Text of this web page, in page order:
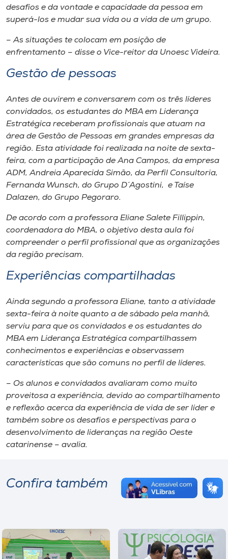
A+
desafios e da vontade e capacidade da pessoa em
superá-los e mudar sua vida ou a vida de um grupo.
– As situações te colocam em posição de
enfrentamento – disse o Vice-reitor da Unoesc Videira.
Gestão de pessoas
Antes de ouvirem e conversarem com os três líderes
convidados, os estudantes do MBA em Liderança
Estratégica receberam profissionais que atuam na
área de Gestão de Pessoas em grandes empresas da
região. Esta atividade foi realizada na noite de sexta-
feira, com a participação de Ana Campos, da empresa
ADM, Andreia Aparecida Simão, da Perfil Consultoria,
Fernanda Wunsch, do Grupo D´Agostini, e Taíse
Dalazen, do Grupo Pegoraro.
De acordo com a professora Eliane Salete Fillippin,
coordenadora do MBA, o objetivo desta aula foi
compreender o perfil profissional que as organizações
da região precisam.
Experiências compartilhadas
Ainda segundo a professora Eliane, tanto a atividade
sexta-feira à noite quanto a de sábado pela manhã,
serviu para que os convidados e os estudantes do
MBA em Liderança Estratégica compartilhassem
conhecimentos e experiências e observassem
características que são comuns no perfil de líderes.
– Os alunos e convidados avaliaram como muito
proveitosa a experiência, devido ao compartilhamento
e reflexão acerca da experiência de vida de ser líder e
também sobre os desafios e perspectivas para o
desenvolvimento de lideranças na região Oeste
catarinense – avalia.
Confira também